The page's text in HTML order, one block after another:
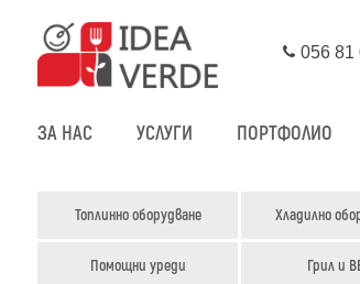
056 81
ЗА НАС УСЛУГИ ПОРТФОЛИО
Топлинно оборудване Хладилно
Помощни уреди Грил и